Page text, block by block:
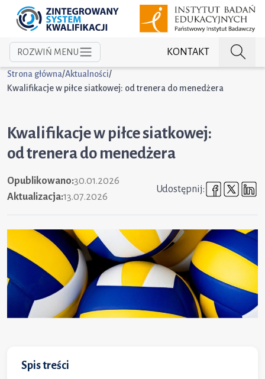
KONTAKT
ROZWIŃ MENU
Strona główna/Aktualności/
Kwalifikacje w piłce siatkowej: od trenera do menedżera
Kwalifikacje w piłce siatkowej:
od trenera do menedżera
Opublikowano:30.01.2026
Aktualizacja:13.07.2026
Udostępnij:
Spis treści